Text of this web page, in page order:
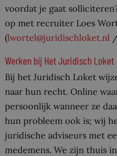
voordat je gaat
op met recruiter Loes
(lwortel@juridischloket.nl
Werken bij Het Juridisch Loket
Bij het Juridisch Loket
naar hun recht. Online
persoonlijk wanneer ze
hun probleem ook is; wij
juridische adviseurs met
medemens. We zijn thuis